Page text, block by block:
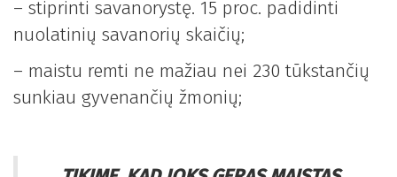
– stiprinti savanorystę. 15 proc. padidinti
nuolatinių savanorių skaičių;
– maistu remti ne mažiau nei 230 tūkstančių
sunkiau gyvenančių žmonių;